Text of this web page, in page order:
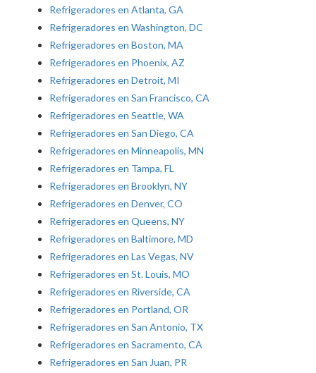
Refrigeradores en Atlanta, GA
Refrigeradores en Washington, DC
Refrigeradores en Boston, MA
Refrigeradores en Phoenix, AZ
Refrigeradores en Detroit, MI
Refrigeradores en San Francisco, CA
Refrigeradores en Seattle, WA
Refrigeradores en San Diego, CA
Refrigeradores en Minneapolis, MN
Refrigeradores en Tampa, FL
Refrigeradores en Brooklyn, NY
Refrigeradores en Denver, CO
Refrigeradores en Queens, NY
Refrigeradores en Baltimore, MD
Refrigeradores en Las Vegas, NV
Refrigeradores en St. Louis, MO
Refrigeradores en Riverside, CA
Refrigeradores en Portland, OR
Refrigeradores en San Antonio, TX
Refrigeradores en Sacramento, CA
Refrigeradores en San Juan, PR